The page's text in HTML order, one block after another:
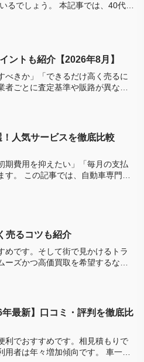
るでしょう。 本記事では、40代に
ントも紹介【2026年8月】
べきか」「できるだけ高く売るに
者ごとに査定基準や販路が異なる
人気サービスを徹底比較
期費用を抑えたい」「毎月の支払
専門メ
売るコツも紹介
めです。そして街で見かけるトラ
ーズかつ高価買取を希望するな
最新】口コミ・評判を徹底比
利でおすすめです。相見積もりで
年々増加傾向です。 車一括